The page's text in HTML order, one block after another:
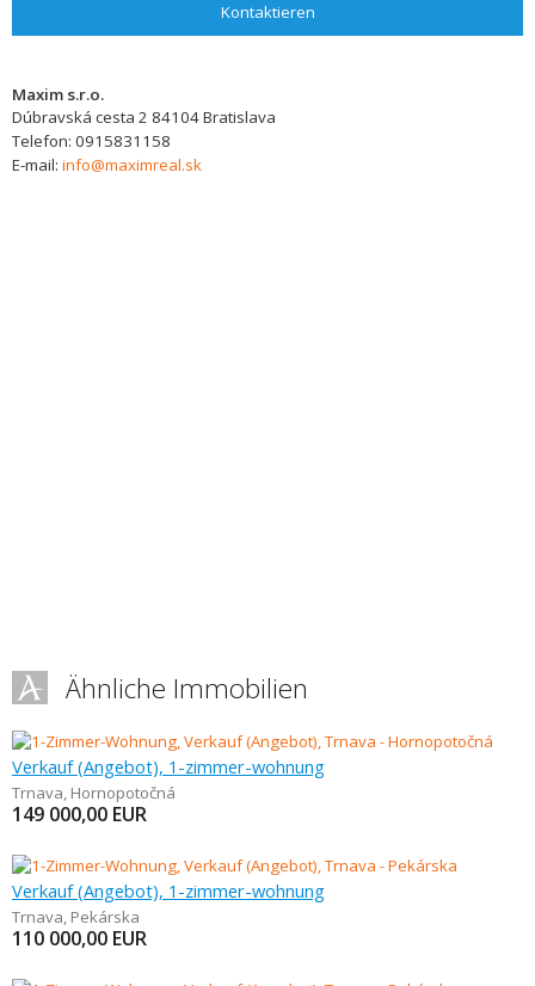
Kontaktieren
Maxim s.r.o.
Dúbravská cesta 2 84104Bratislava
Telefon: 0915831158
E-mail: info@maximreal.sk
Ähnliche Immobilien
Verkauf (Angebot), 1-zimmer-wohnung
Trnava, Hornopotočná
149 000,00 EUR
Verkauf (Angebot), 1-zimmer-wohnung
Trnava, Pekárska
110 000,00 EUR